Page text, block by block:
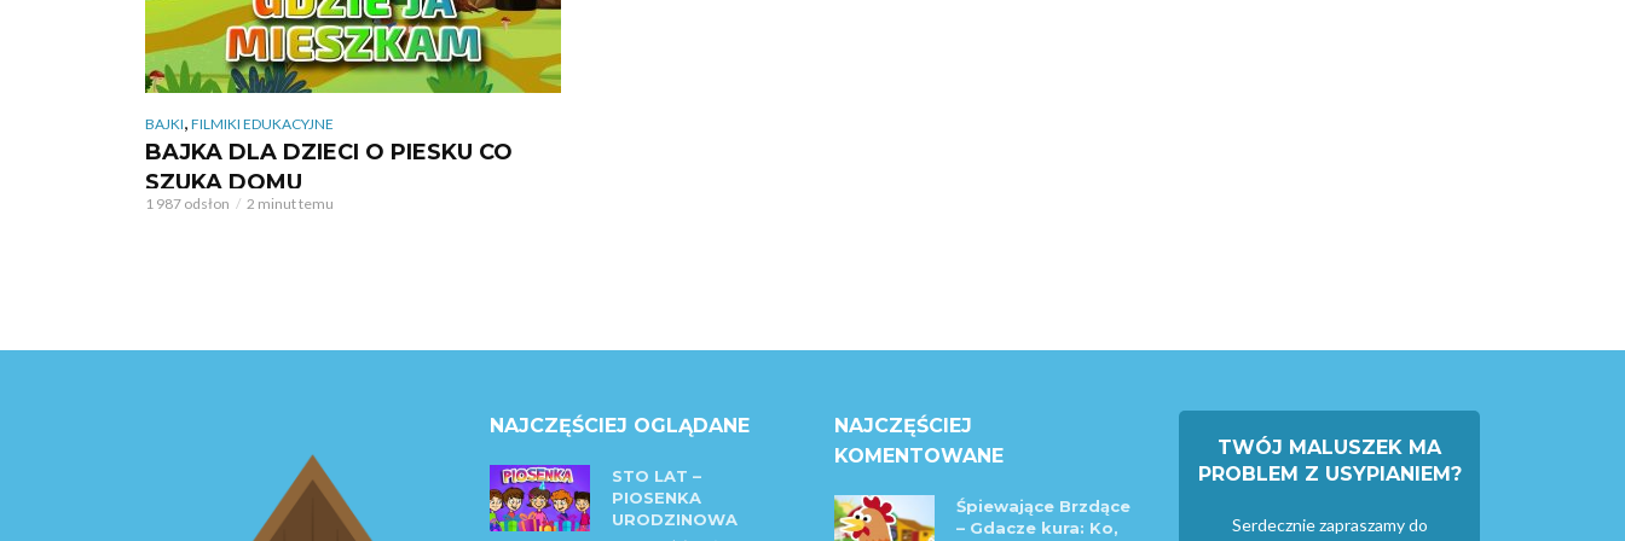
BAJKI, FILMIKI EDUKACYJNE
BAJKA DLA DZIECI O PIESKU CO
SZUKA DOMU
1 987 odsłon 2 minut temu
NAJCZĘŚCIEJ OGLĄDANE
STO LAT –
PIOSENKA
URODZINOWA
NAJCZĘŚCIEJ
KOMENTOWANE
Śpiewające Brzdące
– Gdacze kura: Ko,
TWÓJ MALUSZEK MA
PROBLEM Z USYPIANIEM?
Serdecznie zapraszamy do